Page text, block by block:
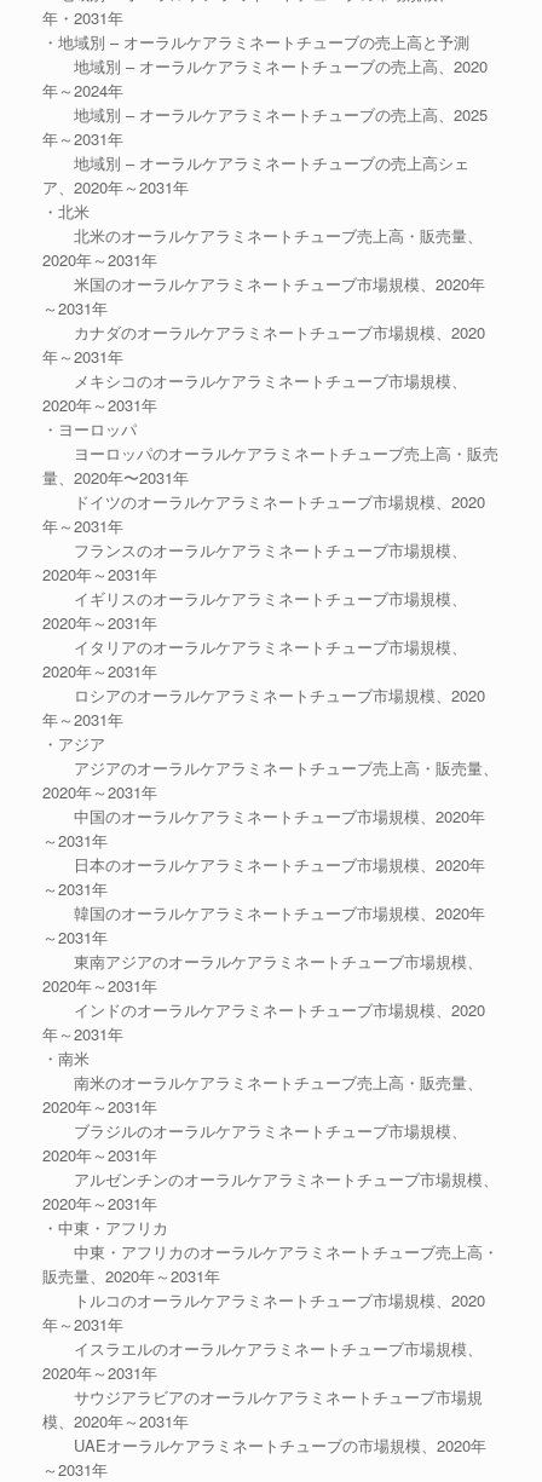
年・2031年
・地域別 – オーラルケアラミネートチューブの売上高と予測
地域別 – オーラルケアラミネートチューブの売上高、2020
年～2024年
地域別 – オーラルケアラミネートチューブの売上高、2025
年～2031年
地域別 – オーラルケアラミネートチューブの売上高シェ
ア、2020年～2031年
・北米
北米のオーラルケアラミネートチューブ売上高・販売量、
2020年～2031年
米国のオーラルケアラミネートチューブ市場規模、2020年
～2031年
カナダのオーラルケアラミネートチューブ市場規模、2020
年～2031年
メキシコのオーラルケアラミネートチューブ市場規模、
2020年～2031年
・ヨーロッパ
ヨーロッパのオーラルケアラミネートチューブ売上高・販売
量、2020年〜2031年
ドイツのオーラルケアラミネートチューブ市場規模、2020
年～2031年
フランスのオーラルケアラミネートチューブ市場規模、
2020年～2031年
イギリスのオーラルケアラミネートチューブ市場規模、
2020年～2031年
イタリアのオーラルケアラミネートチューブ市場規模、
2020年～2031年
ロシアのオーラルケアラミネートチューブ市場規模、2020
年～2031年
・アジア
アジアのオーラルケアラミネートチューブ売上高・販売量、
2020年～2031年
中国のオーラルケアラミネートチューブ市場規模、2020年
～2031年
日本のオーラルケアラミネートチューブ市場規模、2020年
～2031年
韓国のオーラルケアラミネートチューブ市場規模、2020年
～2031年
東南アジアのオーラルケアラミネートチューブ市場規模、
2020年～2031年
インドのオーラルケアラミネートチューブ市場規模、2020
年～2031年
・南米
南米のオーラルケアラミネートチューブ売上高・販売量、
2020年～2031年
ブラジルのオーラルケアラミネートチューブ市場規模、
2020年～2031年
アルゼンチンのオーラルケアラミネートチューブ市場規模、
2020年～2031年
・中東・アフリカ
中東・アフリカのオーラルケアラミネートチューブ売上高・
販売量、2020年～2031年
トルコのオーラルケアラミネートチューブ市場規模、2020
年～2031年
イスラエルのオーラルケアラミネートチューブ市場規模、
2020年～2031年
サウジアラビアのオーラルケアラミネートチューブ市場規
模、2020年～2031年
UAEオーラルケアラミネートチューブの市場規模、2020年
～2031年